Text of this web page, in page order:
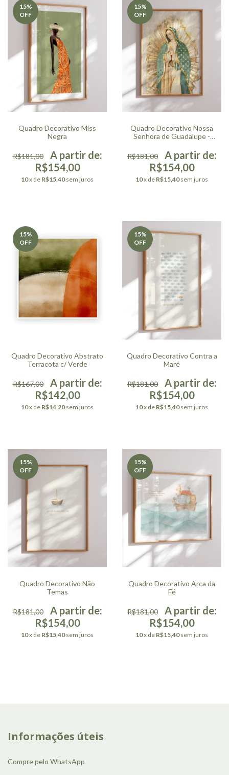
15%
OFF
Quadro Decorativo Miss
Negra
R$181,00
R$154,00
10x de R$15,40 sem juros
15%
OFF
Quadro Decorativo Nossa
Senhora de Guadalupe -
R$181,00
R$154,00
10x de R$15,40 sem juros
15%
OFF
Quadro Decorativo Abstrato
Terracota c/ Verde
R$167,00
R$142,00
10x de R$14,20 sem juros
15%
OFF
Quadro Decorativo Contra a
Maré
R$181,00
R$154,00
10x de R$15,40 sem juros
15%
OFF
Quadro Decorativo Não
Temas
R$181,00
R$154,00
10x de R$15,40 sem juros
15%
OFF
Quadro Decorativo Arca da
Fé
R$181,00
R$154,00
10x de R$15,40 sem juros
Informações úteis
Compre pelo WhatsApp